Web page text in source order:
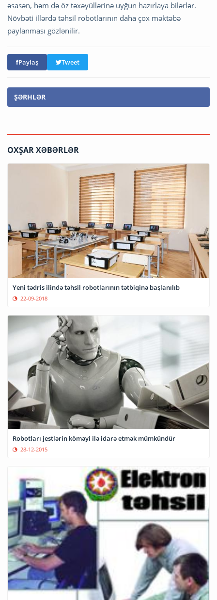
əsasən, həm də öz təxəyüllərinə uyğun hazırlaya bilərlər.
Növbəti illərdə təhsil robotlarının daha çox məktəbə
paylanması gözlənilir.
Paylaş Tweet
ŞƏRHLƏR
OXŞAR XƏBƏRLƏR
Yeni tədris ilində təhsil robotlarının tətbiqinə başlanılıb
22-09-2018
Robotları jestlərin köməyi ilə idarə etmək mümkündür
28-12-2015